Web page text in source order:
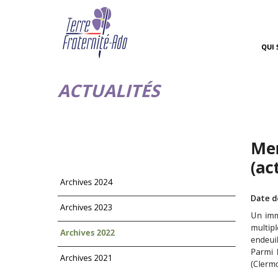
QUI
ACTUALITÉS
Archives 2024
Archives 2023
Archives 2022
Archives 2021
Date
Un
Parmi